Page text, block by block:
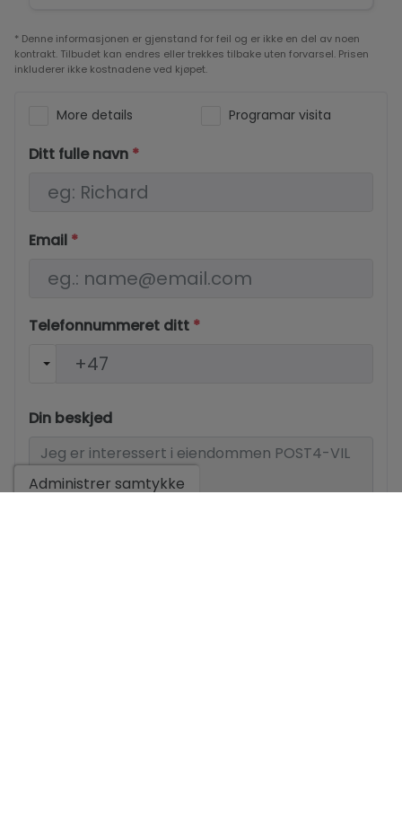
* Denne informasjonen er gjenstand for feil og er ikke en del av noen
kontrakt. Tilbudet kan endres eller trekkes tilbake uten forvarsel. Prisen
inkluderer ikke kostnadene ved kjøpet.
More details Programar visita
Ditt fulle navn *
Email *
Telefonnummeret ditt *
Din beskjed
Administrer samtykke